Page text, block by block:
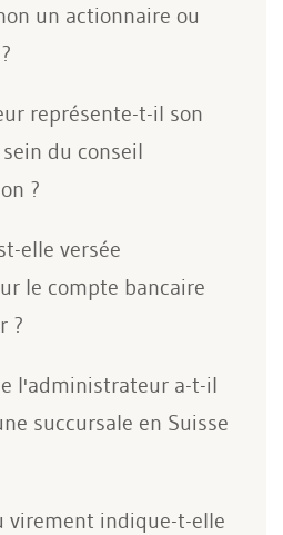
un actionnaire ou
représente-t-il son
du conseil
?
elle versée
le compte bancaire
?
l'administrateur a-t-il
succursale en Suisse
virement indique-t-elle